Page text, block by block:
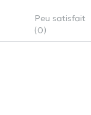
Peu satisfait
(0)